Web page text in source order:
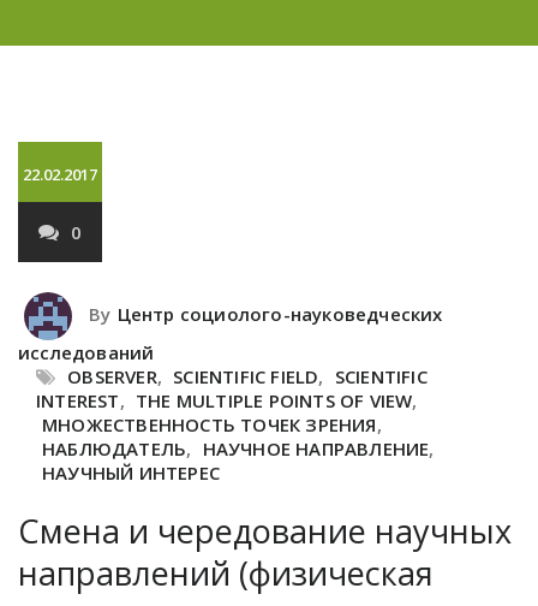
22.02.2017
0
By Центр социолого-науковедческих
исследований
OBSERVER, SCIENTIFIC FIELD, SCIENTIFIC
INTEREST, THE MULTIPLE POINTS OF VIEW,
МНОЖЕСТВЕННОСТЬ ТОЧЕК ЗРЕНИЯ,
НАБЛЮДАТЕЛЬ, НАУЧНОЕ НАПРАВЛЕНИЕ,
НАУЧНЫЙ ИНТЕРЕС
Смена и чередование научных
направлений (физическая